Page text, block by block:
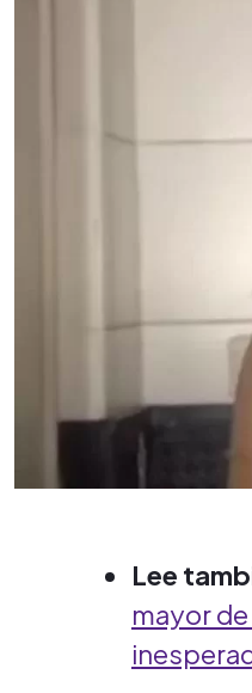
Lee
mayor